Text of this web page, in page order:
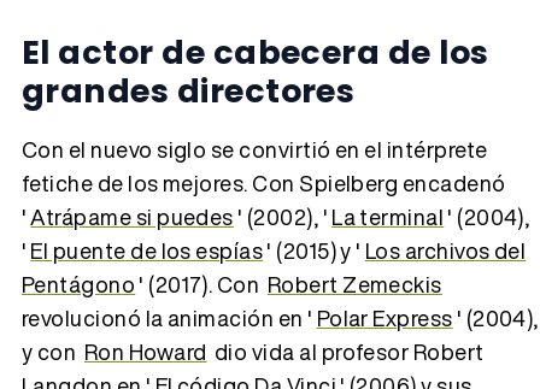
El actor de cabecera de los
grandes directores
Con el nuevo siglo se convirtió en el intérprete
fetiche de los mejores. Con Spielberg encadenó
'Atrápame si puedes' (2002), 'La terminal' (2004),
'El puente de los espías' (2015) y ' Los archivos del
Pentágono' (2017). Con Robert Zemeckis
revolucionó la animación en ' Polar Express' (2004),
y con Ron Howard dio vida al profesor Robert